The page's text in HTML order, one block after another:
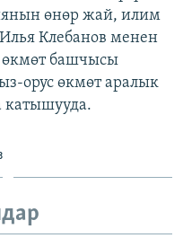
өнөр жай, илим
Клебанов менен
башчысы
орус өкмөт аралык